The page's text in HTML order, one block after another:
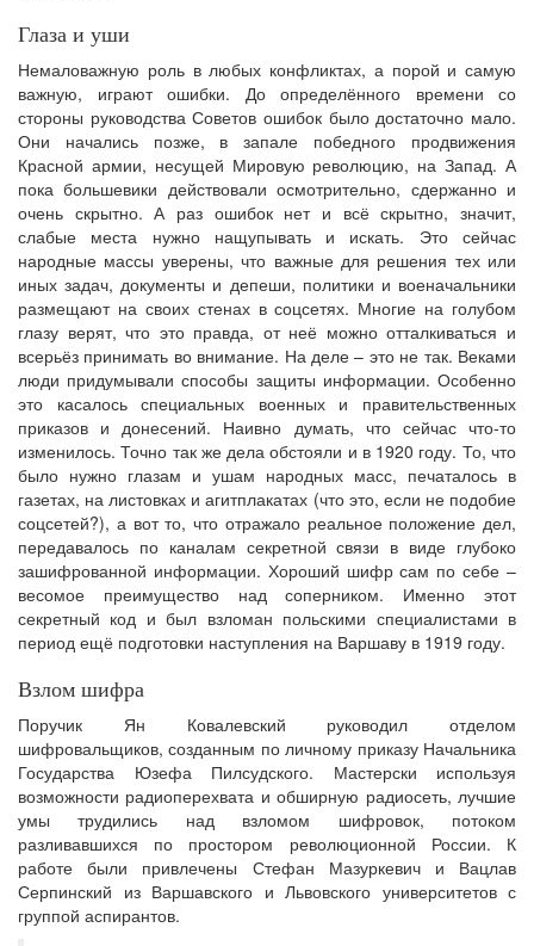
Глаза и уши
Немаловажную роль в любых конфликтах, а порой и самую
важную, играют ошибки. До определённого времени со
стороны руководства Советов ошибок было достаточно мало.
Они начались позже, в запале победного продвижения
Красной армии, несущей Мировую революцию, на Запад. А
пока большевики действовали осмотрительно, сдержанно и
очень скрытно. А раз ошибок нет и всё скрытно, значит,
слабые места нужно нащупывать и искать. Это сейчас
народные массы уверены, что важные для решения тех или
иных задач, документы и депеши, политики и военачальники
размещают на своих стенах в соцсетях. Многие на голубом
глазу верят, что это правда, от неё можно отталкиваться и
всерьёз принимать во внимание. На деле – это не так. Веками
люди придумывали способы защиты информации. Особенно
это касалось специальных военных и правительственных
приказов и донесений. Наивно думать, что сейчас что-то
изменилось. Точно так же дела обстояли и в 1920 году. То, что
было нужно глазам и ушам народных масс, печаталось в
газетах, на листовках и агитплакатах (что это, если не подобие
соцсетей?), а вот то, что отражало реальное положение дел,
передавалось по каналам секретной связи в виде глубоко
зашифрованной информации. Хороший шифр сам по себе –
весомое преимущество над соперником. Именно этот
секретный код и был взломан польскими специалистами в
период ещё подготовки наступления на Варшаву в 1919 году.
Взлом шифра
Поручик Ян Ковалевский руководил отделом
шифровальщиков, созданным по личному приказу Начальника
Государства Юзефа Пилсудского. Мастерски используя
возможности радиоперехвата и обширную радиосеть, лучшие
умы трудились над взломом шифровок, потоком
разливавшихся по простором революционной России. К
работе были привлечены Стефан Мазуркевич и Вацлав
Серпинский из Варшавского и Львовского университетов с
группой аспирантов.